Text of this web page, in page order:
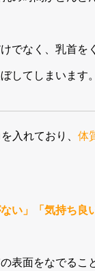
でなく、乳首を
してしまいます。
入れており、 体
ない」「気持ち良
表面をなでるこ